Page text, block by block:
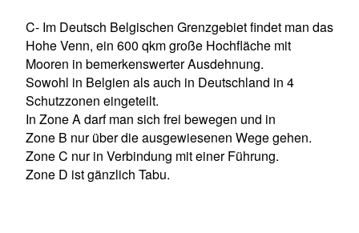
C- Im Deutsch Belgischen Grenzgebiet findet man das
Hohe Venn, ein 600 qkm große Hochfläche mit
Mooren in bemerkenswerter Ausdehnung.
Sowohl in Belgien als auch in Deutschland in 4
Schutzzonen eingeteilt.
In Zone A darf man sich frei bewegen und in
Zone B nur über die ausgewiesenen Wege gehen.
Zone C nur in Verbindung mit einer Führung.
Zone D ist gänzlich Tabu.